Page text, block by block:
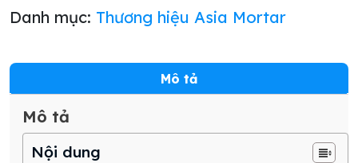
Danh mục: Thương hiệu Asia Mortar
Mô tả
Mô tả
Nội dung